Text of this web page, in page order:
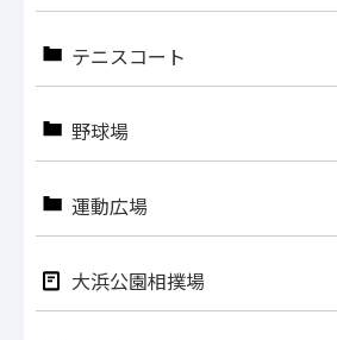
テニスコート
野球場
運動広場
大浜公園相撲場